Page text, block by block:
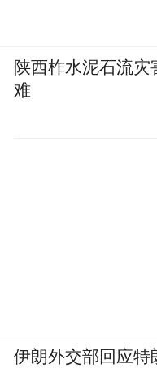
陕西柞水泥石流灾
难
伊朗外交部回应特